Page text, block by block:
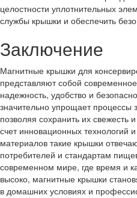
целостности уплотнительных
службы крышки и обеспечить
Заключение
Магнитные крышки для
представляют собой
надежность, удобство и
значительно упрощает процессы
позволяя сохранить их свежесть
счет инновационных технологий
материалов такие крышки
потребителей и стандартам
современном мире, где время и
высоко, магнитные крышки
в домашних условиях и